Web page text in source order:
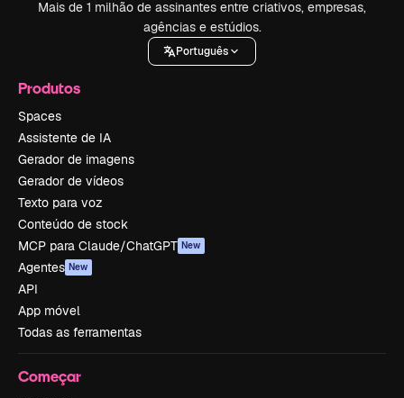
Mais de 1 milhão de assinantes entre criativos, empresas,
agências e estúdios.
Português
Produtos
Spaces
Assistente de IA
Gerador de imagens
Gerador de vídeos
Texto para voz
Conteúdo de stock
MCP para Claude/ChatGPT New
Agentes New
API
App móvel
Todas as ferramentas
Começar